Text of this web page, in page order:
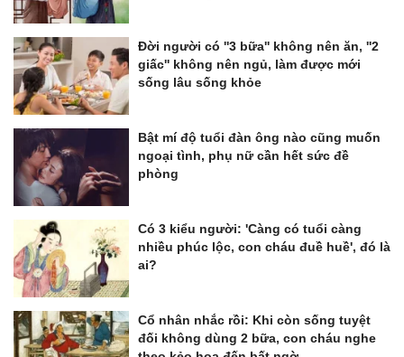
Đời người có ''3 bữa'' không nên ăn, ''2
giấc'' không nên ngủ, làm được mới
sống lâu sống khỏe
Bật mí độ tuổi đàn ông nào cũng muốn
ngoại tình, phụ nữ cần hết sức đề
phòng
Có 3 kiểu người: 'Càng có tuổi càng
nhiều phúc lộc, con cháu đuề huề', đó là
ai?
Cổ nhân nhắc rồi: Khi còn sống tuyệt
đối không dùng 2 bữa, con cháu nghe